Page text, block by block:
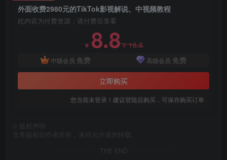
外面收费2980元的TikTok影视解说、中视频教程
此内容为付费资源，请付费后查看
￥ 8.8￥18.8
中级会员 免费 高级会员 免费
立即购买
您当前未登录！建议登陆后购买，可保存购买订单
版权声明
文章版权归作者所有，未经允许请勿转载。
THE END